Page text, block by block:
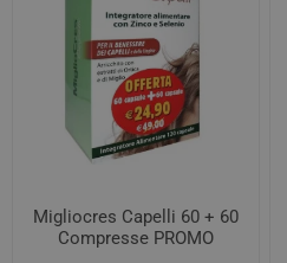
Migliocres Capelli 60 + 60
Compresse PROMO